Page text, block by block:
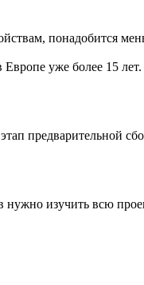
понадобится
уже более 15 лет.
предварительной
нужно изучить всю